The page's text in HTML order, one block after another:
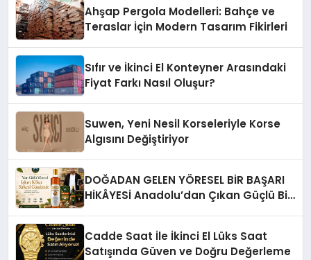
Ahşap Pergola Modelleri: Bahçe ve
Teraslar İçin Modern Tasarım Fikirleri
Sıfır ve İkinci El Konteyner Arasındaki
Fiyat Farkı Nasıl Oluşur?
Suwen, Yeni Nesil Korseleriyle Korse
Algısını Değiştiriyor
DOĞADAN GELEN YÖRESEL BİR BAŞARI
HİKÂYESİ Anadolu’dan Çıkan Güçlü Bir
Cadde Saat İle İkinci El Lüks Saat
Satışında Güven ve Doğru Değerleme